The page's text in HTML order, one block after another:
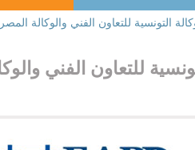
التونسية للتعاون الفني والوكالة
للتعاون الفني